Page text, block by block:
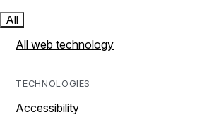
All
All web technology
TECHNOLOGIES
Accessibility